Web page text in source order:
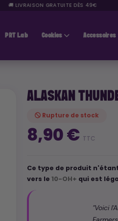
🚚 LIVRAISON GRATUITE DÈS 49€
PRT Lab Cookies Accessoires
ALASKAN
Rupture de stock
8,90 € TTC
Ce type de produit
vers le 10-OH+ qui est
"Voici